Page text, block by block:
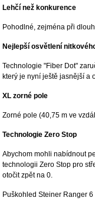
Lehčí než konkurence
Pohodlné, zejména při
Nejlepší osvětlení
Technologie "Fiber Dot"
který je nyní ještě jasnější a
XL zorné pole
Zorné pole (40,75 m ve
Technologie Zero Stop
Abychom mohli nabídnout
technologii Zero Stop pro
otočit zpět na 0.
Puškohled Steiner Ranger